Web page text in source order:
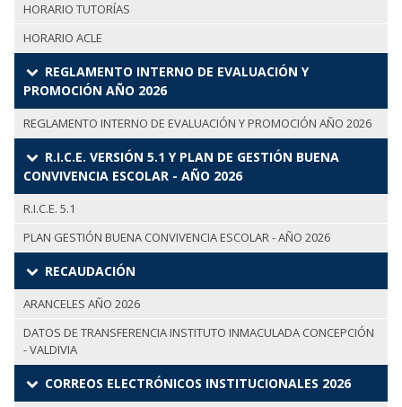
HORARIO TUTORÍAS
HORARIO ACLE
REGLAMENTO INTERNO DE EVALUACIÓN Y
PROMOCIÓN AÑO 2026
REGLAMENTO INTERNO DE EVALUACIÓN Y PROMOCIÓN AÑO 2026
R.I.C.E. VERSIÓN 5.1 Y PLAN DE GESTIÓN BUENA
CONVIVENCIA ESCOLAR - AÑO 2026
R.I.C.E. 5.1
PLAN GESTIÓN BUENA CONVIVENCIA ESCOLAR - AÑO 2026
RECAUDACIÓN
ARANCELES AÑO 2026
DATOS DE TRANSFERENCIA INSTITUTO INMACULADA CONCEPCIÓN
- VALDIVIA
CORREOS ELECTRÓNICOS INSTITUCIONALES 2026